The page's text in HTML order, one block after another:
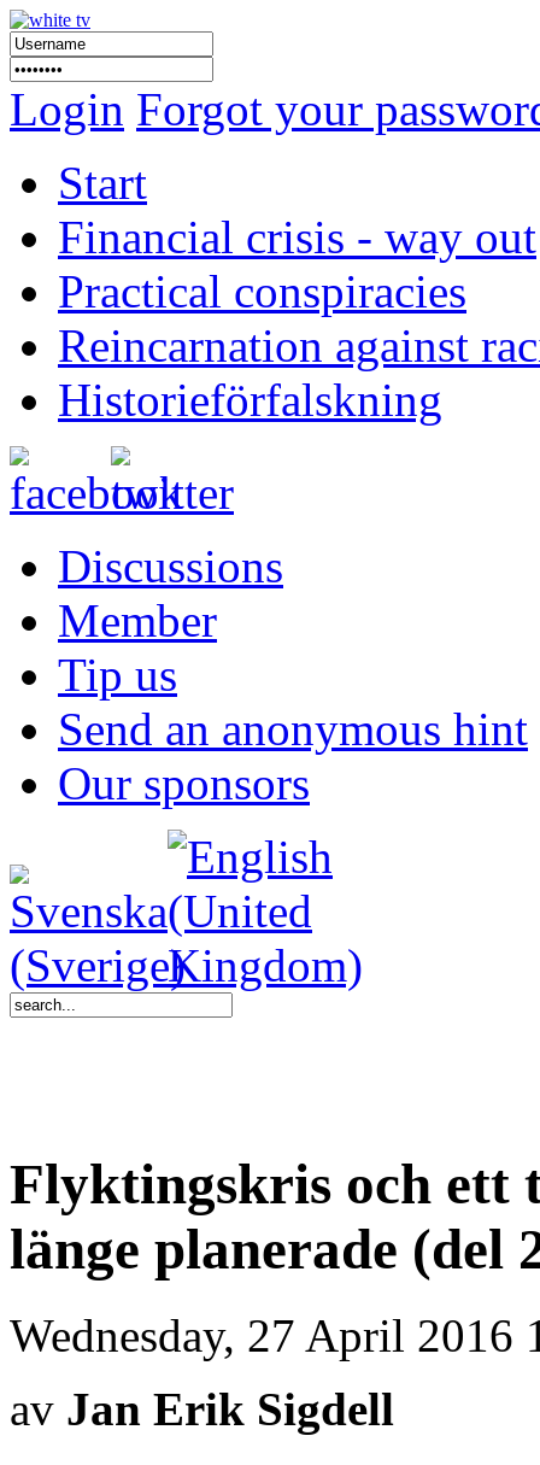
Login Forgot your
Start
Financial crisis - way out
Practical conspiracies
Reincarnation against
Historieförfalskning
Discussions
Member
Tip us
Send an anonymous hint
Our sponsors
Flyktingskris och ett
länge planerade (del
Wednesday, 27 April 2016
av Jan Erik Sigdell